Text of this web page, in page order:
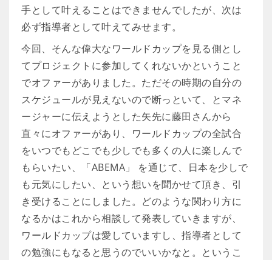
手として叶えることはできませんでしたが、次は
必ず指導者として叶えてみせます。
今回、そんな偉大なワールドカップを見る側とし
てプロジェクトに参加してくれないかということ
でオファーがありました。ただその時期の自分の
スケジュールが見えないので断っといて、とマネ
ージャーに伝えようとした矢先に藤田さんから
直々にオファーがあり、ワールドカップの全試合
をいつでもどこでも少しでも多くの人に楽しんで
もらいたい、「ABEMA」 を通じて、日本を少しで
も元気にしたい、という想いを聞かせて頂き、引
き受けることにしました。どのような関わり方に
なるかはこれから相談して発表していきますが、
ワールドカップは愛していますし、指導者として
の勉強にもなると思うのでいいかなと。というこ